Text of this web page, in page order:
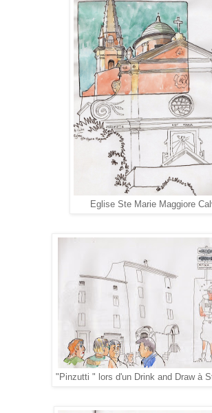
Eglise Ste Marie Maggiore
"Pinzutti " lors d'un Drink and Draw à